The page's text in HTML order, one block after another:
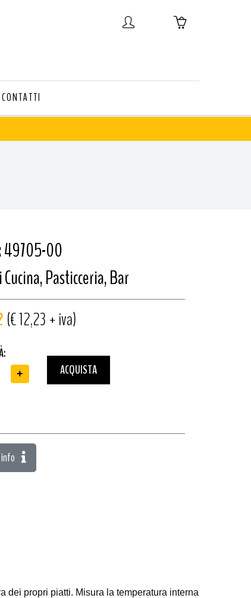
CONTATTI
49705-00
Pasticceria, Bar
(€ 12,23 + iva)
+ ACQUISTA
dei propri piatti. Misura la temperatura interna